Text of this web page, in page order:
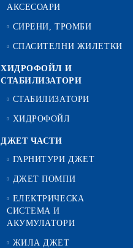
АКСЕСОАРИ
СИРЕНИ, ТРОМБИ
СПАСИТЕЛНИ ЖИЛЕТКИ
ХИДРОФОЙЛ И
СТАБИЛИЗАТОРИ
СТАБИЛИЗАТОРИ
ХИДРОФОЙЛ
ДЖЕТ ЧАСТИ
ГАРНИТУРИ ДЖЕТ
ДЖЕТ ПОМПИ
ЕЛЕКТРИЧЕСКА
СИСТЕМА И
АКУМУЛАТОРИ
ЖИЛА ДЖЕТ